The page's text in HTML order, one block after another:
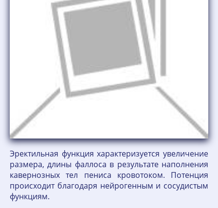
Эректильная функция характеризуется увеличение
размера, длины фаллоса в результате наполнения
кавернозных тел пениса кровотоком. Потенция
происходит благодаря нейрогенным и сосудистым
функциям.